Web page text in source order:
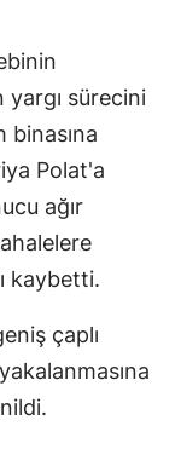
sürecini
binasına
Polat'a
ağır
kaybetti.
çaplı